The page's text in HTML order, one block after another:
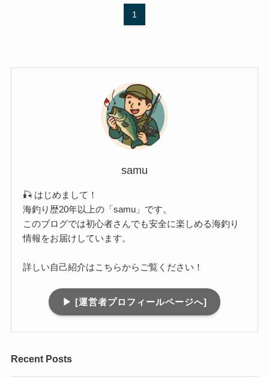
1
samu
🎣 はじめまして！
海釣り歴20年以上の「samu」です。
このブログでは初心者さんでも安全に楽しめる海釣り
情報をお届けしています。
詳しい自己紹介はこちらからご覧ください！
▶︎ [運営者プロフィールページへ]
Recent Posts